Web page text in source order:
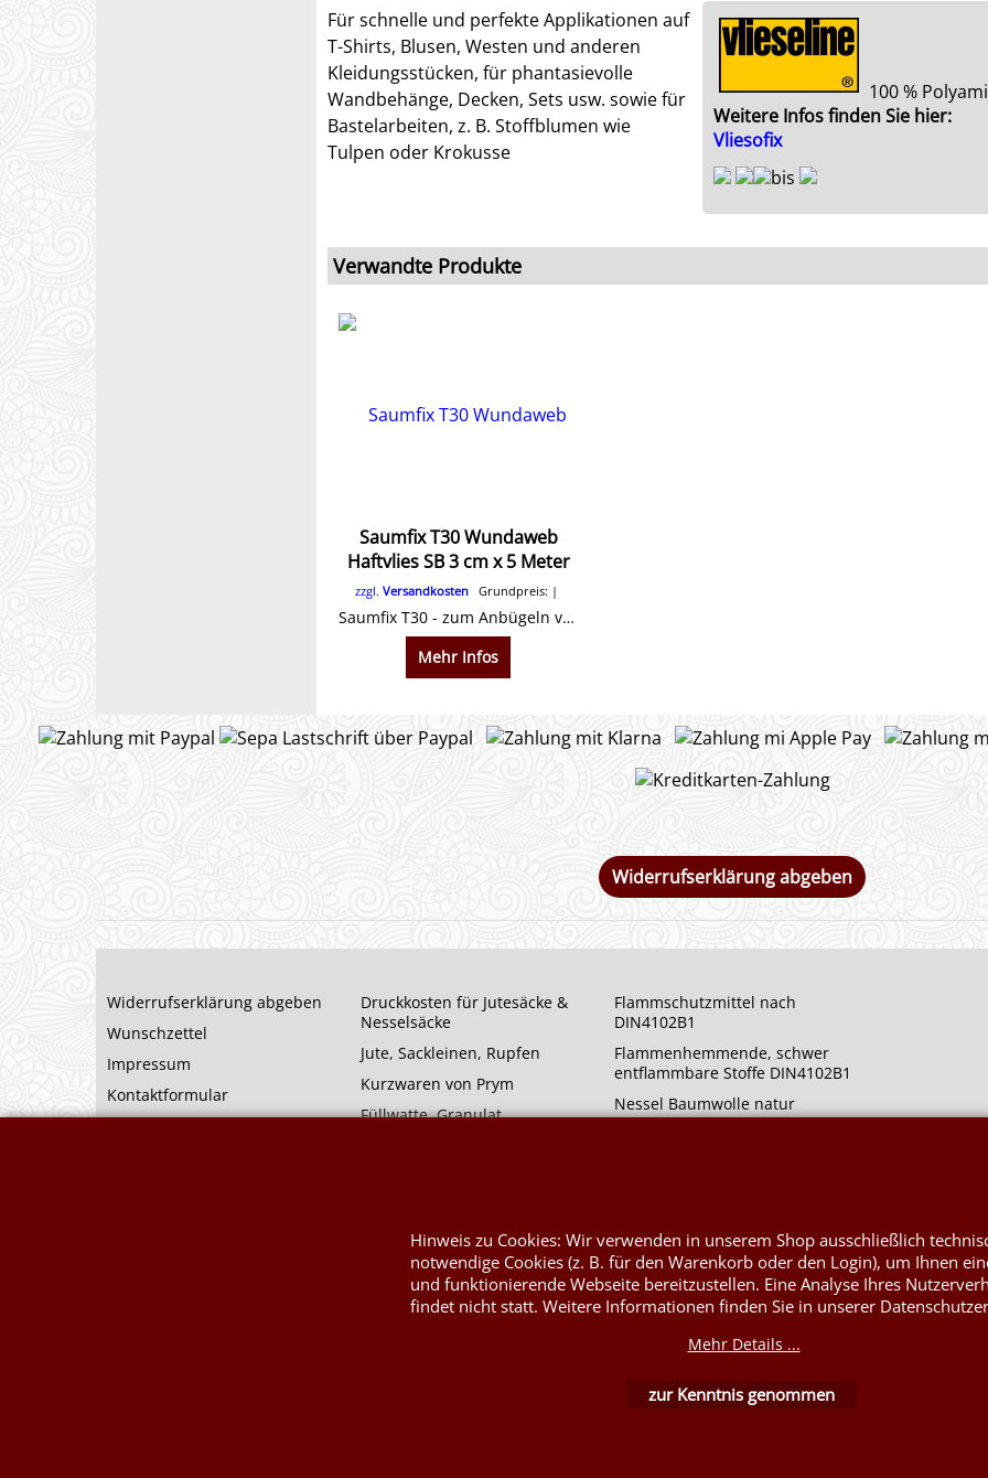
100 %
Weitere Infos finden Sie hier:
Vliesofix
bis
Für schnelle und perfekte Applikationen auf
T-Shirts, Blusen, Westen und anderen
Kleidungsstücken, für phantasievolle
Wandbehänge, Decken, Sets usw. sowie für
Bastelarbeiten, z. B. Stoffblumen wie
Tulpen oder Krokusse
Verwandte Produkte
Saumfix T30 Wundaweb
Haftvlies SB 3 cm x 5 Meter
zzgl. VersandkostenGrundpreis:
Saumfix T30 - zum Anbügeln von Säumen3 cm x 5 Meter
Mehr Infos
Widerrufserklärung abgeben
Widerrufserklärung abgeben
Wunschzettel
Impressum
Kontaktformular
Druckkosten für Jutesäcke &
Nesselsäcke
Jute, Sackleinen, Rupfen
Kurzwaren von Prym
Füllwatte, Granulat
Flammschutzmittel nach
DIN4102B1
Flammenhemmende, schwer
entflammbare Stoffe DIN4102B1
Nessel Baumwolle natur
WebShop erstellt mit ShopFactory Shop Software.
Hinweis zu Cookies: Wir verwenden in unserem Shop ausschließlich
notwendige Cookies (z. B. für den Warenkorb oder den Login), um Ihnen
und funktionierende Webseite bereitzustellen. Eine Analyse Ihres
findet nicht statt. Weitere Informationen finden Sie in unserer
Mehr Details ...
zur Kenntnis genommen